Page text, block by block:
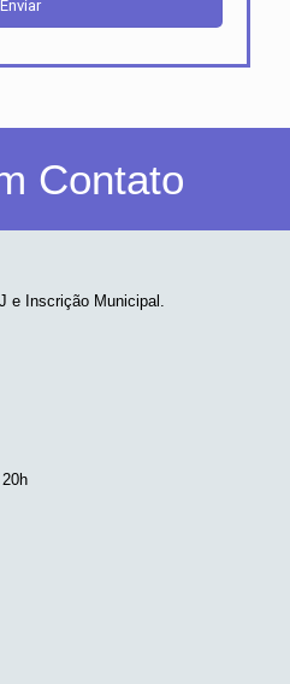
Contato
e Inscrição Municipal.